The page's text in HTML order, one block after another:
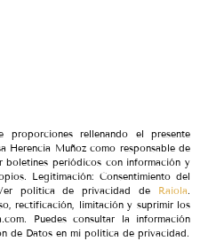
rellenando el presente
Herencia Muñoz como responsable de
boletines periódicos con información y
Legitimación: Consentimiento del
política de privacidad de Raiola.
rectificación, limitación y suprimir los
Puedes consultar la información
de Datos en mi política de privacidad.